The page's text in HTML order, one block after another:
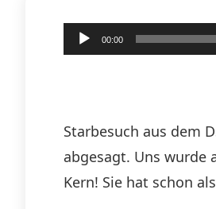
Audio-
Player
00:00
Starbesuch aus dem
abgesagt. Uns wurde
Kern! Sie hat schon